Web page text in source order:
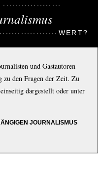
WERT?
und Gastautoren
den Fragen der Zeit. Zu
dargestellt oder unter
JOURNALISMUS